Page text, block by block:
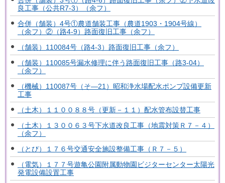
良工事（公共R7-3）（余フ）
合併（舗装）4号①農道舗装工事（農道1903・1904号線）
（余フ）②（路4-9）路面復旧工事（余フ）
（舗装）110084号（路4-3）路面復旧工事（余フ）
（舗装）110085号漏水修理に伴う路面復旧工事（路3-04）
（余フ）
（機械）110087号（そ―21）昭和浄水場配水ポンプ設備更新
工事
（土木）１１００８８号（更新－１１）配水管布設替工事
（土木）１３００６３号下水道改良工事（地震対策Ｒ７－４）
（余フ）
（とび）１７６号交通安全施設整備工事（Ｒ７－５）
（電気）１７７号遊亀公園附属動物園ビジターセンター太陽光
発電設備設置工事